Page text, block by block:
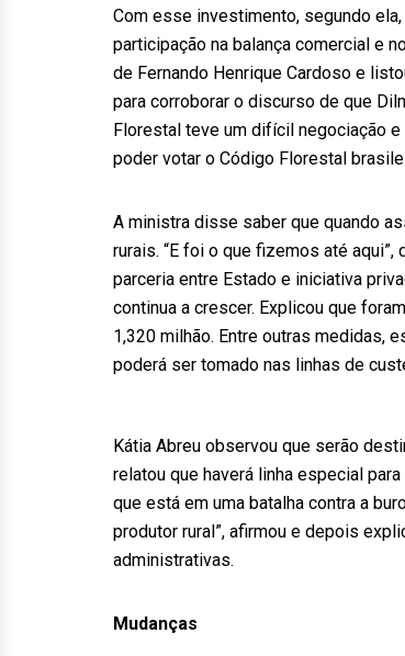
Com esse investimento, segundo
participação na balança comercial e
de Fernando Henrique Cardoso e
para corroborar o discurso de que
Florestal teve um difícil negociação
poder votar o Código Florestal
A ministra disse saber que quando
rurais. “E foi o que fizemos até
parceria entre Estado e iniciativa
continua a crescer. Explicou que
1,320 milhão. Entre outras medidas,
poderá ser tomado nas linhas de
Kátia Abreu observou que serão
relatou que haverá linha especial
que está em uma batalha contra a
produtor rural”, afirmou e depois
administrativas.
Mudanças